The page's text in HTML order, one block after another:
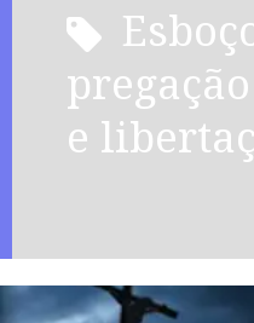
esboço de
e